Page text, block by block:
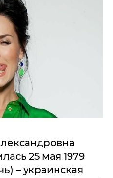
25 мая 1979
– украинская